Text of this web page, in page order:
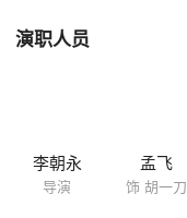
演职人员
李朝永
导演
孟飞
饰 胡一刀